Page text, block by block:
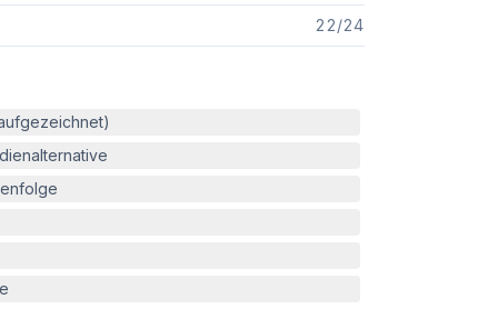
22/24